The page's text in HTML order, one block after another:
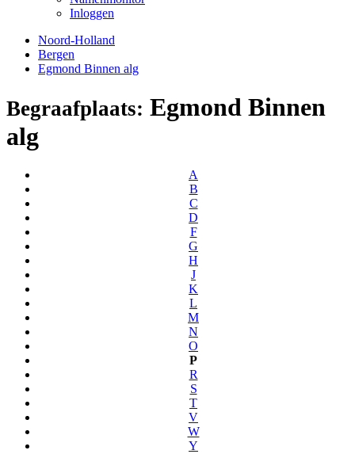
Inloggen
Noord-Holland
Bergen
Egmond Binnen alg
Begraafplaats: Egmond Binnen
alg
A
B
C
D
F
G
H
J
K
L
M
N
O
P
R
S
T
V
W
Y